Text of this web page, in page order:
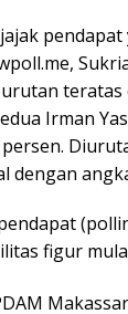
pendapat
Irman
dengan
figur